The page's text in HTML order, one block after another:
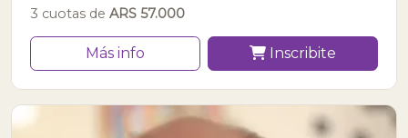
3 cuotas de ARS 57.000
Más info Inscribite